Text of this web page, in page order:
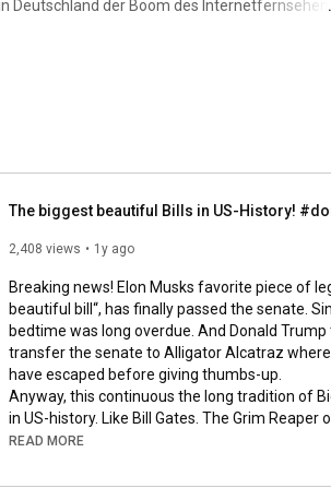
Deutschland der Boom des
Videos wurden mittlerweile auf diesen
Zahlen nicht erfasst). Auf allen Social Media-
lustige und interessante Videos, Fotos,
2,408 views 1y ago
Breaking news! Elon Musks favorite piece of
beautiful bill“, has finally passed the senate.
bedtime was long overdue. And Donald
transfer the senate to Alligator Alcatraz where
have escaped before giving thumbs-up.
Anyway, this continuous the long tradition of
in US-history. Like Bill Gates. The Grim Reaper
brought the blue screen of death to all of us.
Clinton. Pictured here in the Oval Office,
READ MORE